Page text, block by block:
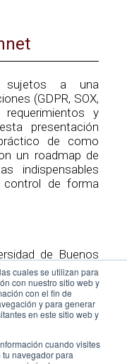
cuales se utilizan para
con nuestro sitio web y
con el fin de
y para generar
en este sitio web y
cuando visites
navegador para
sujetos a una
(GDPR, SOX,
y
presentación
de como
un roadmap de
indispensables
control de forma
de Buenos
experiencia en
de IT y
(IBM, iplan
últimos 11 años
Director para
en soluciones
Solutions y